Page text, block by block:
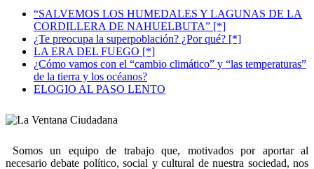
“SALVEMOS LOS HUMEDALES Y LAGUNAS DE LA
CORDILLERA DE NAHUELBUTA” [*]
¿Te preocupa la superpoblación? ¿Por qué? [*]
LA ERA DEL FUEGO [*]
¿Cómo vamos con el “cambio climático” y “las temperaturas”
de la tierra y los océanos?
ELOGIO AL PASO LENTO
Somos un equipo de trabajo que, motivados por aportar al
necesario debate político, social y cultural de nuestra sociedad, nos